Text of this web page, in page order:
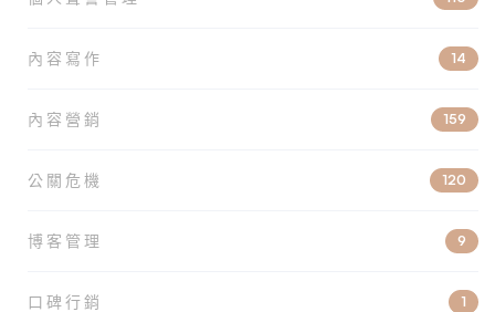
內容寫作 14
內容營銷 159
公關危機 120
博客管理 9
口碑行銷 1